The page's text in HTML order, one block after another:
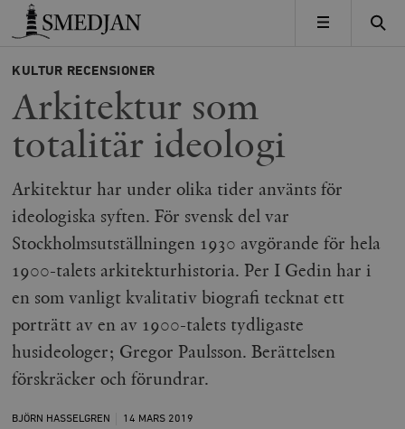
Timbro
MENY
KULTUR RECENSIONER
Arkitektur som
totalitär ideologi
Arkitektur har under olika tider använts för
ideologiska syften. För svensk del var
Stockholmsutställningen 1930 avgörande för hela
1900-talets arkitekturhistoria. Per I Gedin har i
en som vanligt kvalitativ biografi tecknat ett
porträtt av en av 1900-talets tydligaste
husideologer; Gregor Paulsson. Berättelsen
förskräcker och förundrar.
BJÖRN HASSELGREN 14 MARS 2019